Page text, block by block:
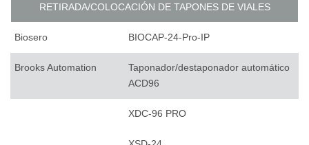
RETIRADA/COLOCACIÓN DE TAPONES DE VIALES
Biosero BIOCAP-24-Pro-IP
Brooks Automation
Taponador/destaponador automático
ACD96
XDC-96 PRO